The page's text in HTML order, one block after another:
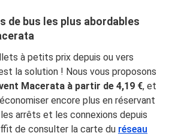
de bus les plus abordables
à petits prix depuis ou vers
la solution ! Nous vous proposons
Macerata à partir de 4,19 €, et
encore plus en réservant
arrêts et les connexions depuis
de consulter la carte du réseau